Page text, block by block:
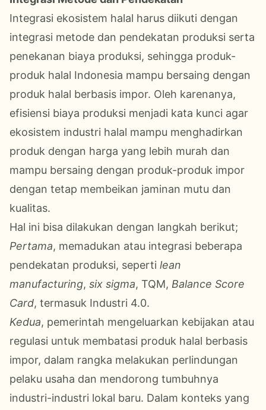
Integrasi ekosistem halal harus diikuti dengan
integrasi metode dan pendekatan produksi serta
penekanan biaya produksi, sehingga produk-
produk halal Indonesia mampu bersaing dengan
produk halal berbasis impor. Oleh karenanya,
efisiensi biaya produksi menjadi kata kunci agar
ekosistem industri halal mampu menghadirkan
produk dengan harga yang lebih murah dan
mampu bersaing dengan produk-produk impor
dengan tetap membeikan jaminan mutu dan
kualitas.
Hal ini bisa dilakukan dengan langkah berikut;
Pertama, memadukan atau integrasi beberapa
pendekatan produksi, seperti lean
manufacturing, six sigma, TQM, Balance Score
Card, termasuk Industri 4.0.
Kedua, pemerintah mengeluarkan kebijakan atau
regulasi untuk membatasi produk halal berbasis
impor, dalam rangka melakukan perlindungan
pelaku usaha dan mendorong tumbuhnya
industri-industri lokal baru. Dalam konteks yang